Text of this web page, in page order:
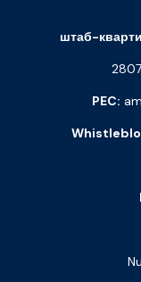
штаб-
PEC: